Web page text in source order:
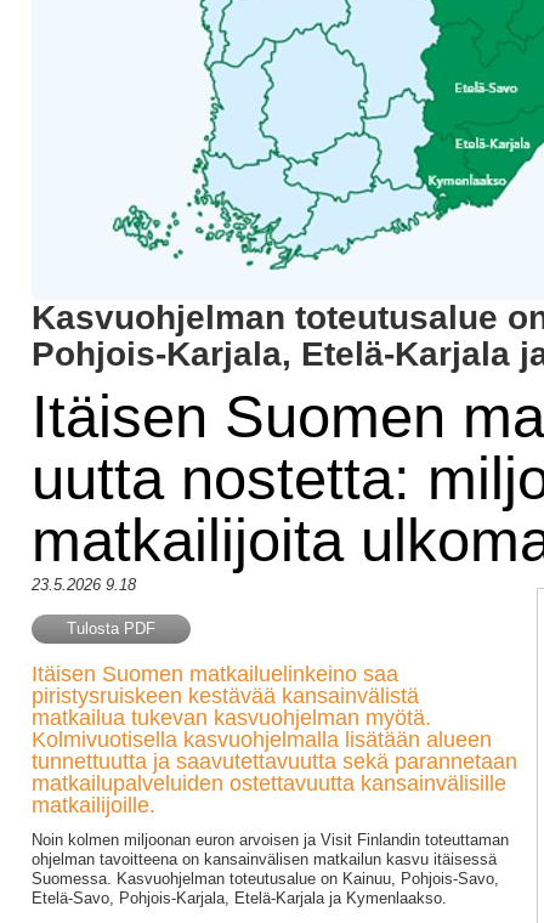
Kasvuohjelman toteutusalue
Pohjois-Karjala, Etelä-Karjala
Itäisen Suomen
uutta nostetta:
matkailijoita
23.5.2026 9.18
Tulosta PDF
Itäisen Suomen matkailuelinkeino saa
piristysruiskeen kestävää kansainvälistä
matkailua tukevan kasvuohjelman myötä.
Kolmivuotisella kasvuohjelmalla lisätään alueen
tunnettuutta ja saavutettavuutta sekä parannetaan
matkailupalveluiden ostettavuutta kansainvälisille
matkailijoille.
Noin kolmen miljoonan euron arvoisen ja Visit Finlandin toteuttaman
ohjelman tavoitteena on kansainvälisen matkailun kasvu itäisessä
Suomessa. Kasvuohjelman toteutusalue on Kainuu, Pohjois-Savo,
Etelä-Savo, Pohjois-Karjala, Etelä-Karjala ja Kymenlaakso.